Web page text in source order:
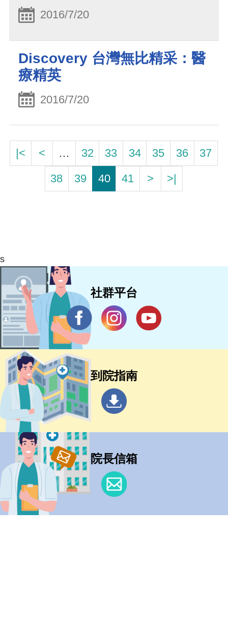
2016/7/20
Discovery 台灣無比精采：醫
療精英
2016/7/20
|< < … 32 33 34 35 36
37
38
39 40 41 > >|
s
社群平台
到院指南
院長信箱